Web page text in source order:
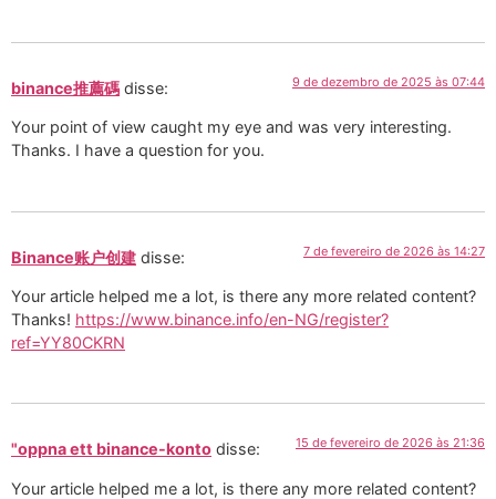
binance推薦碼 disse: 9 de dezembro de 2025 às 07:44
Your point of view caught my eye and was very interesting.
Thanks. I have a question for you.
Binance账户创建 disse: 7 de fevereiro de 2026 às 14:27
Your article helped me a lot, is there any more related content?
Thanks! https://www.binance.info/en-NG/register?
ref=YY80CKRN
"oppna ett binance-konto disse: 15 de fevereiro de 2026 às 21:36
Your article helped me a lot, is there any more related content?